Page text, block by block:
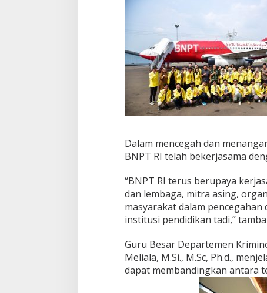
Dalam mencegah dan
BNPT RI telah bekerjasama
“BNPT RI terus berupaya
dan lembaga, mitra asing,
masyarakat dalam
institusi pendidikan tadi,”
Guru Besar Departemen
Meliala, M.Si., M.Sc, Ph.d.,
dapat membandingkan antara